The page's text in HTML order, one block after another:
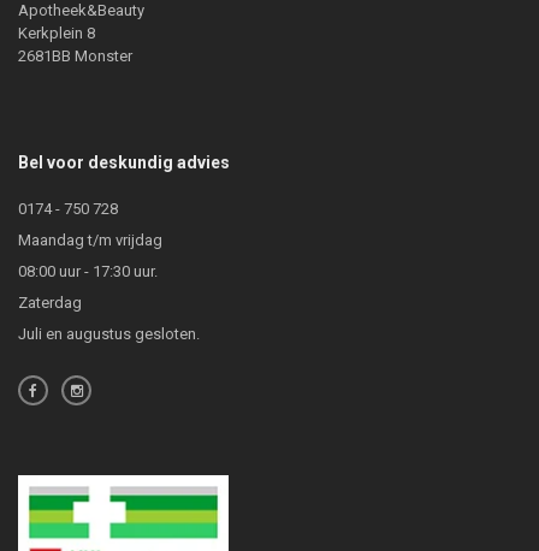
Apotheek&Beauty
Kerkplein 8
2681BB Monster
Bel voor deskundig advies
0174 - 750 728
Maandag t/m vrijdag
08:00 uur - 17:30 uur.
Zaterdag
Juli en augustus gesloten.